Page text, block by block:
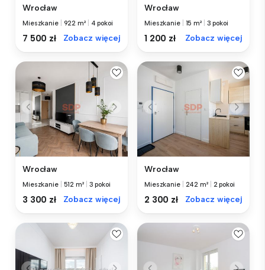
Wrocław
Mieszkanie 922 m² 4 pokoi
7 500 zł Zobacz więcej
Wrocław
Mieszkanie 15 m² 3 pokoi
1 200 zł Zobacz więcej
Wrocław
Mieszkanie 512 m² 3 pokoi
3 300 zł Zobacz więcej
Wrocław
Mieszkanie 242 m² 2 pokoi
2 300 zł Zobacz więcej